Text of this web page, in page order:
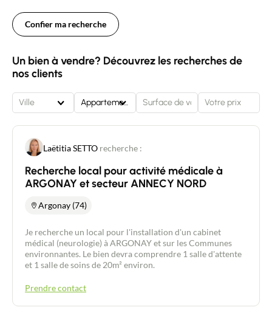
Confier ma recherche
Un bien à vendre? Découvrez les recherches de
nos clients
Ville Appartement
Laëtitia SETTO recherche :
Recherche local pour activité médicale à
ARGONAY et secteur ANNECY NORD
Argonay (74)
Je recherche un local pour l'installation d'un cabinet
médical (neurologie) à ARGONAY et sur les Communes
environnantes. Le bien devra comprendre 1 salle d'attente
et 1 salle de soins de 20m² environ.
Prendre contact